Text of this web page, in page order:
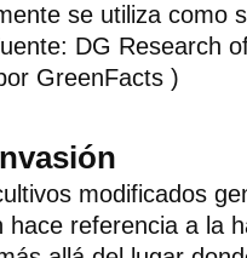
se utiliza como
DG Research
GreenFacts )
modificados
hace referencia a la